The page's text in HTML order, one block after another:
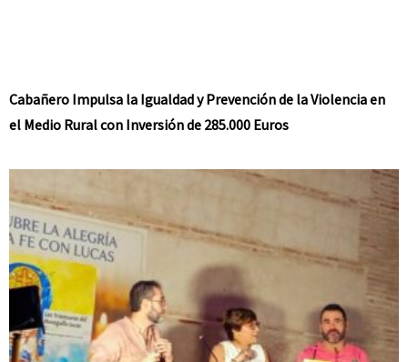
Cabañero Impulsa la Igualdad y Prevención de la Violencia en
el Medio Rural con Inversión de 285.000 Euros